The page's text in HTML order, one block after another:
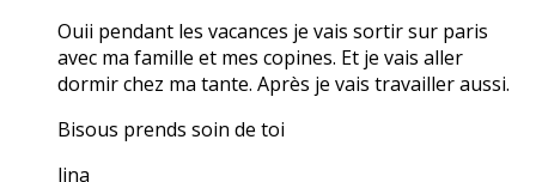
Ouii pendant les vacances je vais sortir sur paris
avec ma famille et mes copines. Et je vais aller
dormir chez ma tante. Après je vais travailler aussi.
Bisous prends soin de toi
lina